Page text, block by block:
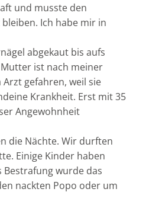
und musste den
Ich habe mir in
abgekaut bis aufs
ist nach meiner
gefahren, weil sie
Krankheit. Erst mit 35
Angewohnheit
die Nächte. Wir durften
Einige Kinder haben
Bestrafung wurde das
nackten Popo oder um